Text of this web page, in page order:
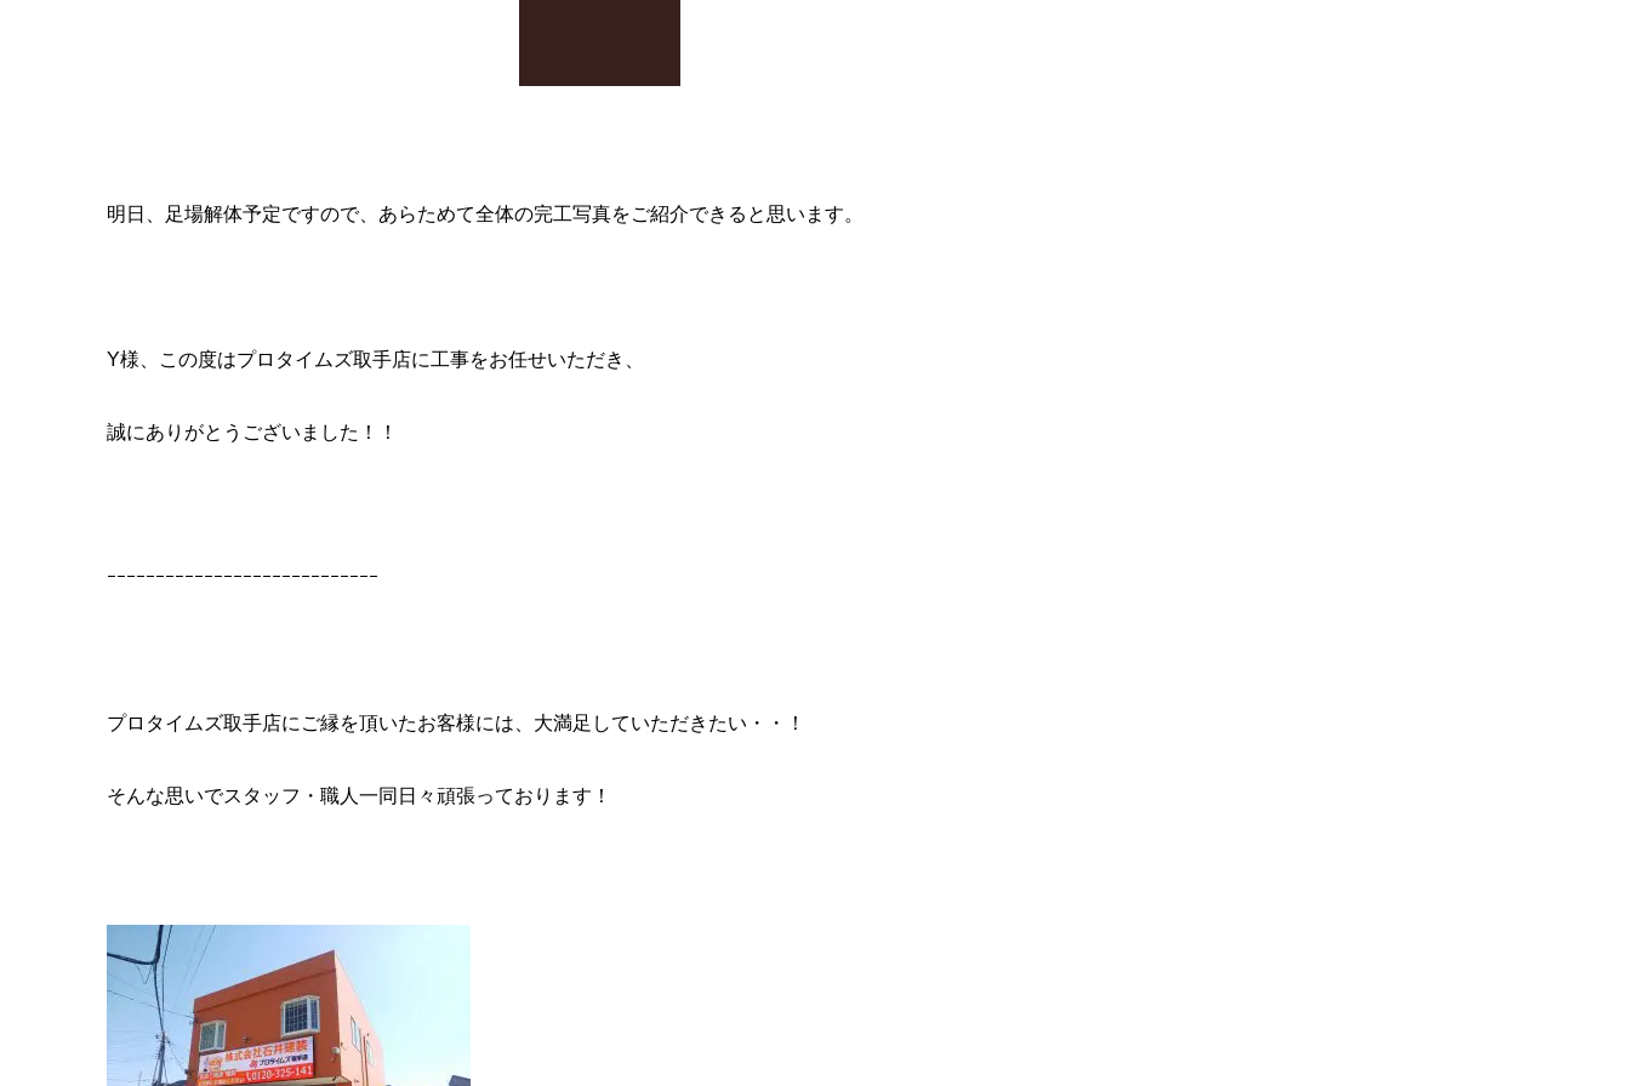
明日、足場解体予定ですので、あらためて全体の完工写真をご紹介できると思います。
Y様、この度はプロタイムズ取手店に工事をお任せいただき、
誠にありがとうございました！！
ｰｰｰｰｰｰｰｰｰｰｰｰｰｰｰｰｰｰｰｰｰｰｰｰｰｰｰｰ
プロタイムズ取手店にご縁を頂いたお客様には、大満足していただきたい・・！
そんな思いでスタッフ・職人一同日々頑張っております！